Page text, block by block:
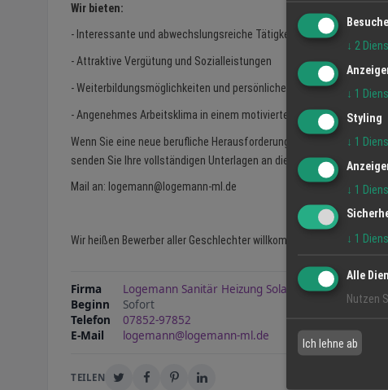
Wir bieten:
- Interessante und abwechslungsreiche Tätigkeit in einem
- Attraktive Vergütung und Sozialleistungen
- Weiterbildungsmöglichkeiten und persönliche Entwicklungschancen
- Angenehmes Arbeitsklima in einem motivierten Team
Wenn Sie eine neue berufliche Herausforderung suchen und über
senden Sie Ihre vollständigen Unterlagen an die untenstehende
Mail an: logemann@logemann-ml.de
Wir heißen Bewerber aller Geschlechter willkommen. In der
Firma
Logemann Sanitär Heizung Solar
Beginn
Sofort
Telefon
07852-97852
E-Mail
logemann@logemann-ml.de
TEILEN
↓ 2
↓ 1
Styling
↓ 1
↓ 1
↓ 1
Alle
Nutzen
Ich lehne ab